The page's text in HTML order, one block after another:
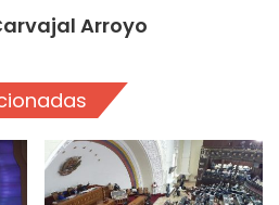
Arroyo